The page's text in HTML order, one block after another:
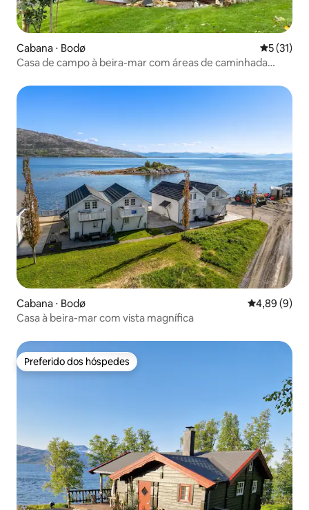
Cabana ⋅ Bodø 5 de uma
5 (31)
Casa de campo à beira-mar com áreas de caminhada
Cabana ⋅ Bodø 4,89 de uma
4,89 (9)
Casa à beira-mar com vista magnífica
Preferido dos hóspedes
Preferido dos hóspedes